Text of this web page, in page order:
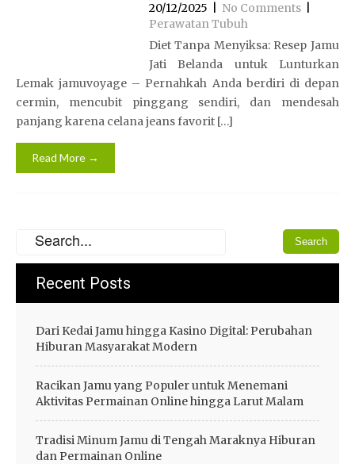
20/12/2025 No Comments
Perawatan Tubuh
Diet Tanpa Menyiksa: Resep Jamu
Jati Belanda untuk Lunturkan
Lemak jamuvoyage – Pernahkah Anda berdiri di depan
cermin, mencubit pinggang sendiri, dan mendesah
panjang karena celana jeans favorit […]
Read More →
Recent Posts
Dari Kedai Jamu hingga Kasino Digital: Perubahan
Hiburan Masyarakat Modern
Racikan Jamu yang Populer untuk Menemani
Aktivitas Permainan Online hingga Larut Malam
Tradisi Minum Jamu di Tengah Maraknya Hiburan
dan Permainan Online